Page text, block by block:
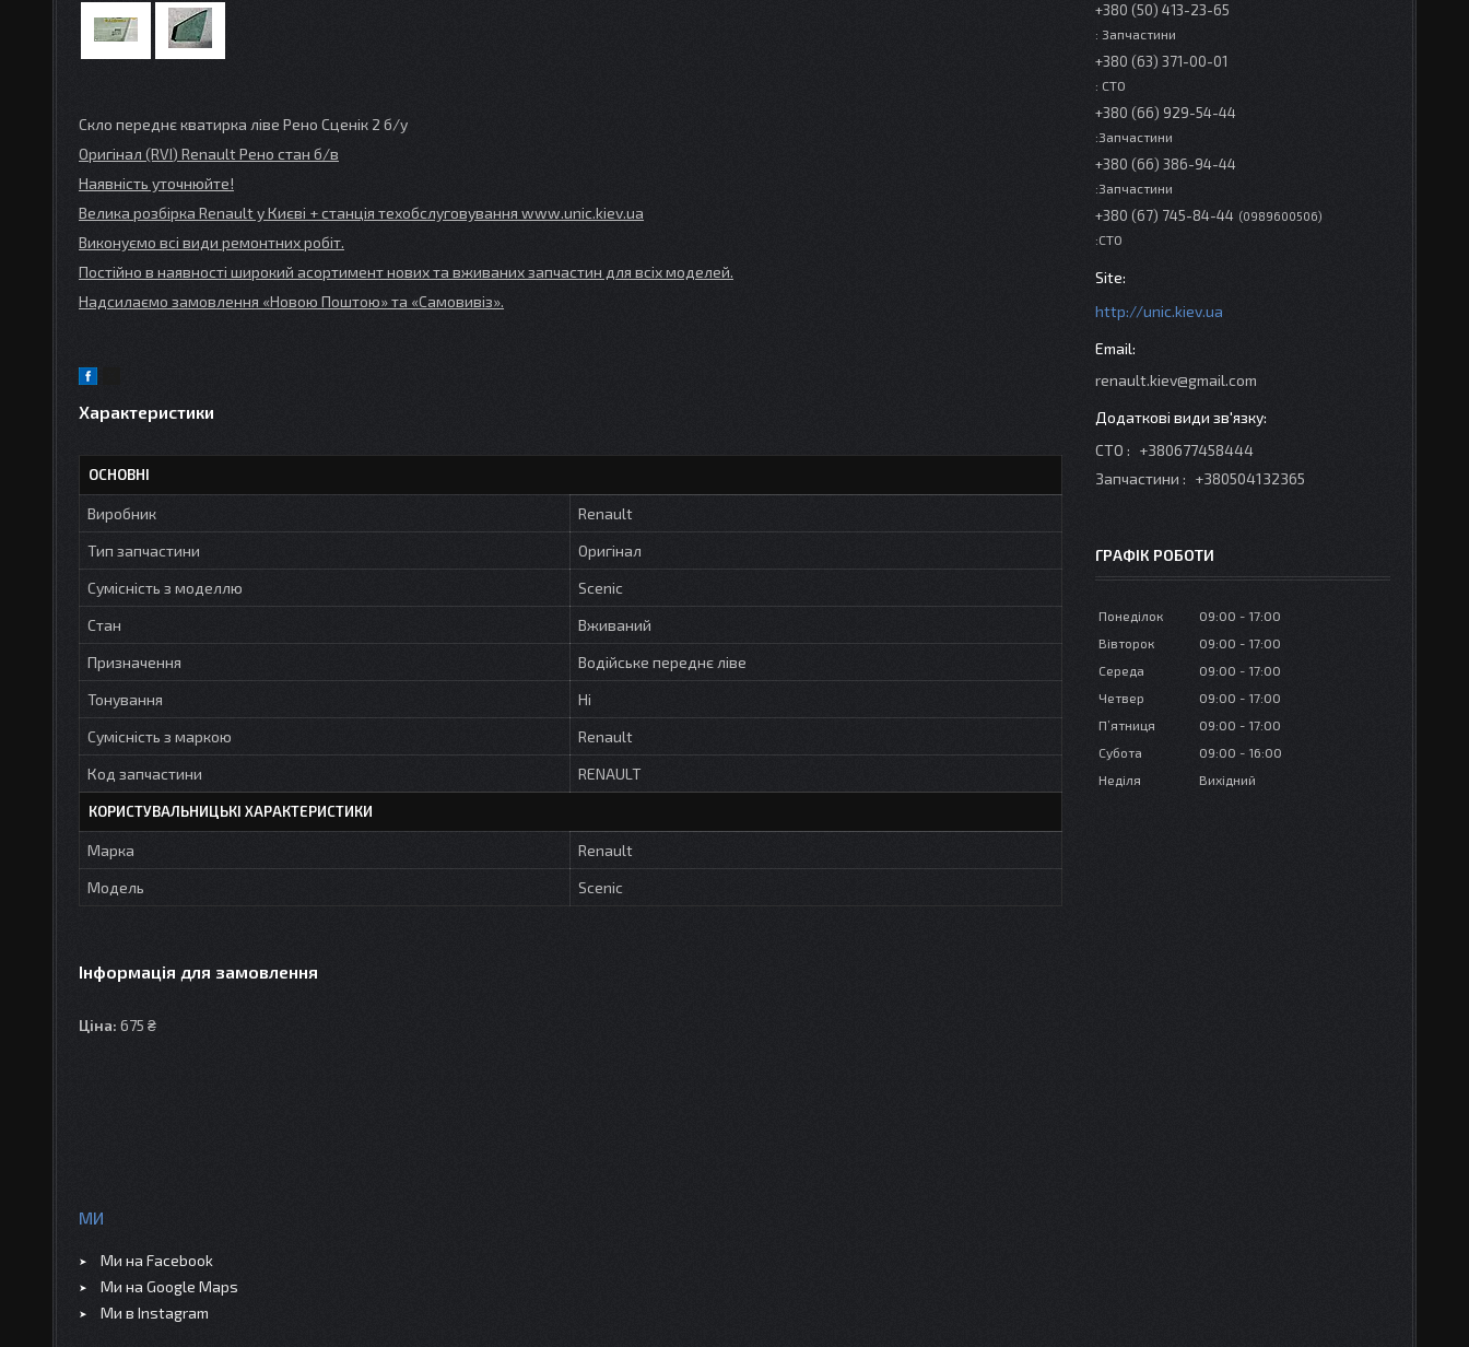
Скло переднє кватирка ліве Рено Сценік 2 б/у
Оригінал (RVI) RenaultРено стан б/в
Наявність уточнюйте!
Велика розбірка Renaultу Києві + станція техобслуговування www.unic.kiev.ua
Виконуємо всі види ремонтних робіт.
Постійно в наявності широкий асортимент нових та вживаних запчастин для всіх моделей.
Надсилаємо замовлення «Новою Поштою» та «Самовивіз».
Характеристики
ОСНОВНІ
Виробник
Renault
Тип запчастини
Оригінал
Сумісність з моделлю
Scenic
Стан
Вживаний
Призначення
Водійське переднє ліве
Тонування
Ні
Сумісність з маркою
Renault
Код запчастини
RENAULT
КОРИСТУВАЛЬНИЦЬКІ ХАРАКТЕРИСТИКИ
Марка
Renault
Модель
Scenic
Інформація для замовлення
Ціна: 675 ₴
+380 (50) 413-23-65
: Запчастини
+380 (63) 371-00-01
: СТО
+380 (66) 929-54-44
:Запчастини
+380 (66) 386-94-44
:Запчастини
+380 (67) 745-84-44 0989600506
:СТО
http://unic.kiev.ua
renault.kiev@gmail.com
СТО
+380677458444
Запчастини
+380504132365
ГРАФІК РОБОТИ
Понеділок 09:00
17:00
Вівторок
09:00
17:00
Середа
09:00
17:00
Четвер
09:00
17:00
Пʼятниця
09:00
17:00
Субота
09:00
16:00
Неділя
Вихідний
МИ
Ми на Facebook
Ми на Google Maps
Ми в Instagram